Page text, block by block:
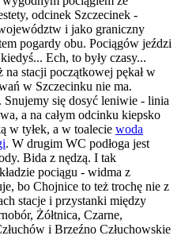
odcinek Szczecinek -
i jako graniczny
pogardy obu. Pociągów jeździ
Ech, to były czasy...
stacji początkowej pękał w
w Szczecinku nie ma.
się dosyć leniwie - linia
a na całym odcinku kiepsko
w tyłek, a w toalecie woda
. W drugim WC podłoga jest
Bida z nędzą. I tak
pociągu - widma z
bo Chojnice to też trochę nie z
stacje i przystanki między
Żółtnica, Czarne,
i Brzeźno Człuchowskie